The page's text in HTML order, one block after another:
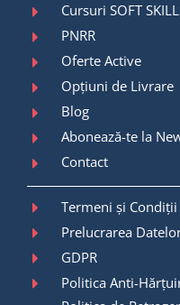
Cursuri SOFT
PNRR
Oferte Active
Opțiuni de Livrare
Blog
Abonează-te la
Contact
Termeni și Condiții
Prelucrarea
GDPR
Politica Anti-